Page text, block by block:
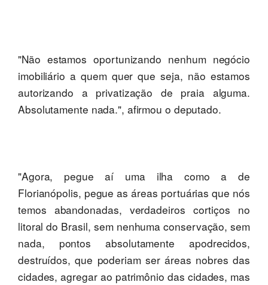
"Não estamos oportunizando nenhum negócio
imobiliário a quem quer que seja, não estamos
autorizando a privatização de praia alguma.
Absolutamente nada.", afirmou o deputado.
"Agora, pegue aí uma ilha como a de
Florianópolis, pegue as áreas portuárias que nós
temos abandonadas, verdadeiros cortiços no
litoral do Brasil, sem nenhuma conservação, sem
nada, pontos absolutamente apodrecidos,
destruídos, que poderiam ser áreas nobres das
cidades, agregar ao patrimônio das cidades, mas